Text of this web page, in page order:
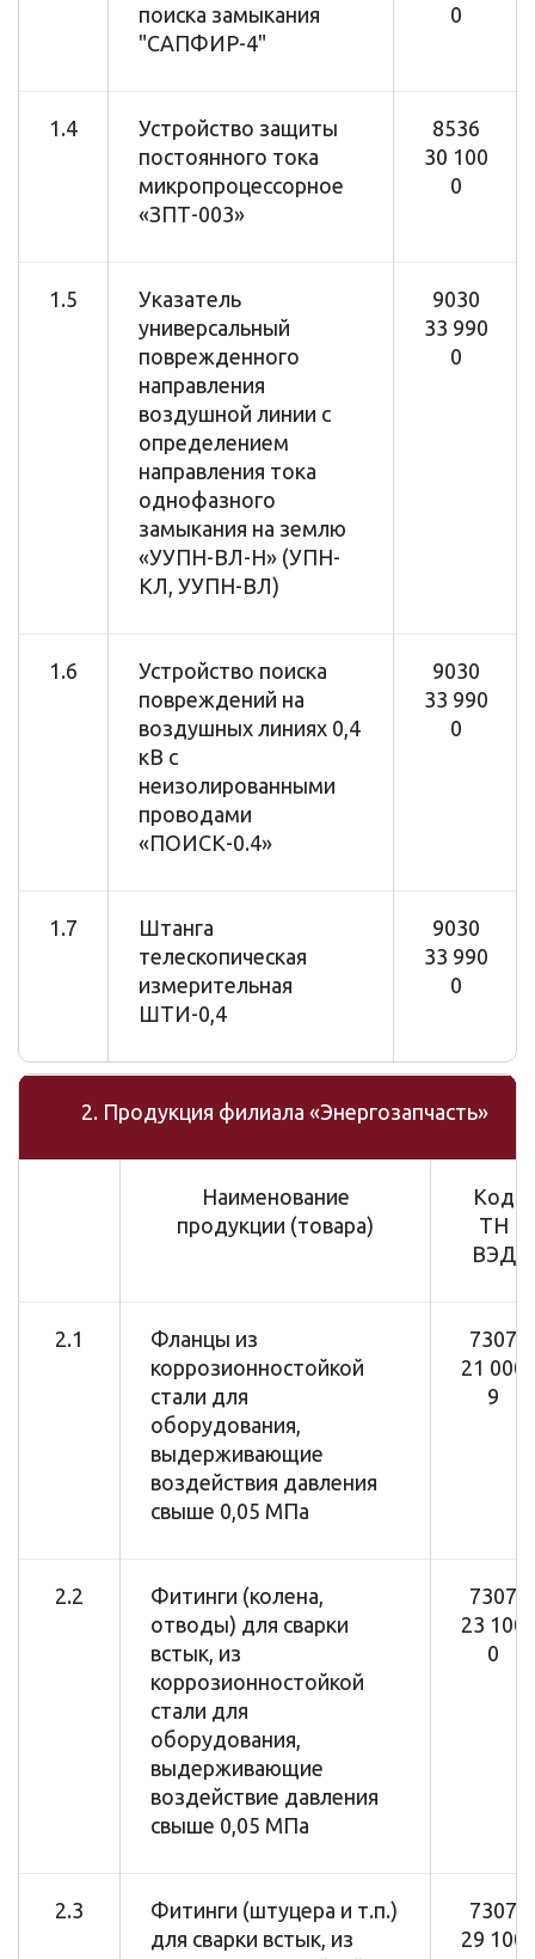
поиска замыкания
"САПФИР-4"
0
1.4
Устройство защиты
постоянного тока
микропроцессорное
«ЗПТ-003»
8536
30 100
0
1.5
Указатель
универсальный
поврежденного
направления
воздушной линии с
определением
направления тока
однофазного
замыкания на землю
«УУПН-ВЛ-Н» (УПН-
КЛ, УУПН-ВЛ)
9030
33 990
0
1.6
Устройство поиска
повреждений на
воздушных линиях 0,4
кВ с
неизолированными
проводами
«ПОИСК-0.4»
9030
33 990
0
1.7
Штанга
телескопическая
измерительная
ШТИ-0,4
9030
33 990
0
2. Продукция филиала «Энергозапчасть»
Наименование
продукции (товара)
Код
ТН
ВЭД
2.1
Фланцы из
коррозионностойкой
стали для
оборудования,
выдерживающие
воздействия давления
свыше 0,05 МПа
7307
21 000
9
2.2
Фитинги (колена,
отводы) для сварки
встык, из
коррозионностойкой
стали для
оборудования,
выдерживающие
воздействие давления
свыше 0,05 МПа
7307
23 100
0
2.3
Фитинги (штуцера и т.п.)
для сварки встык, из
7307
29 100